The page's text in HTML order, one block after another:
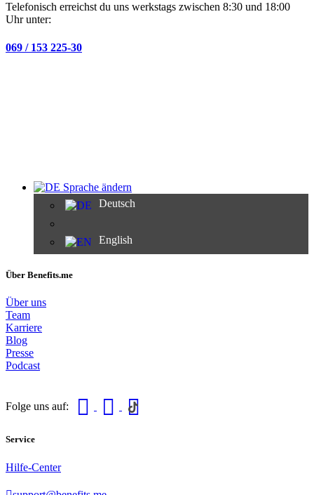
Telefonisch erreichst du uns werkstags zwischen 8:30 und 18:00
Uhr unter:
069 / 153 225-30
Sprache ändern
Deutsch
English
Über Benefits.me
Über uns
Team
Karriere
Blog
Presse
Podcast
Folge uns auf:
Service
Hilfe-Center